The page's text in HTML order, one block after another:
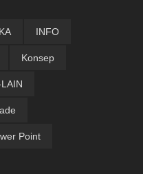
INFO
Konsep
Point